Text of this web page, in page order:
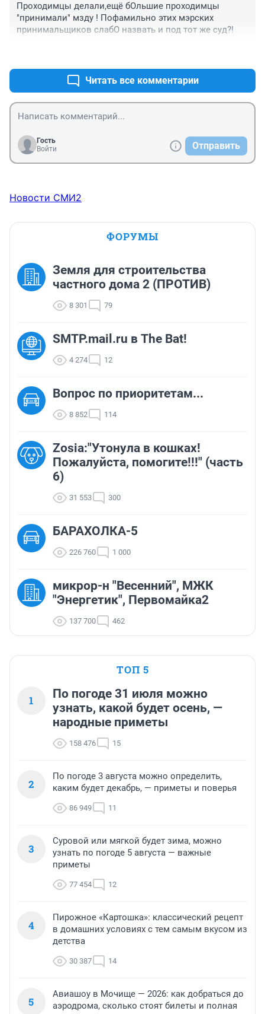
Проходимцы делали,ещё бОльшие проходимцы
"принимали" мзду ! Пофамильно этих мэрских
принимальщиков слабО назвать и под тот же суд?!
Читать все комментарии
Гость
Войти
Отправить
Новости СМИ2
ФОРУМЫ
Земля для строительства
частного дома 2 (ПРОТИВ)
8 301 79
SMTP.mail.ru в The Bat!
4 274 12
Вопрос по приоритетам...
8 852 114
Zosia:"Утонула в кошках!
Пожалуйста, помогите!!!" (часть
6)
31 553 300
БАРАХОЛКА-5
226 760 1 000
микрор-н "Весенний", МЖК
"Энергетик", Первомайка2
137 700 462
ТОП 5
1
По погоде 31 июля можно
узнать, какой будет осень, —
народные приметы
158 476 15
2
По погоде 3 августа можно определить,
каким будет декабрь, — приметы и поверья
86 949 11
3
Суровой или мягкой будет зима, можно
узнать по погоде 5 августа — важные
приметы
77 454 12
4
Пирожное «Картошка»: классический рецепт
в домашних условиях с тем самым вкусом из
детства
30 387 14
5
Авиашоу в Мочище — 2026: как добраться до
аэродрома, сколько стоят билеты и полная